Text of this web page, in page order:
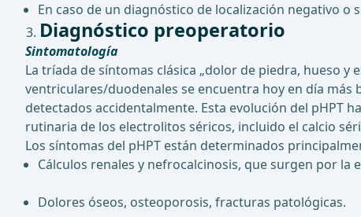
En caso de un diagnóstico de localización negativo
Diagnóstico preoperatorio
Sintomatología
La tríada de síntomas clásica „dolor de piedra, hueso
ventriculares/duodenales se encuentra hoy en día más
detectados accidentalmente. Esta evolución del pHPT
rutinaria de los electrolitos séricos, incluido el calcio
Los síntomas del pHPT están determinados
Cálculos renales y nefrocalcinosis, que surgen por la
Dolores óseos, osteoporosis, fracturas patológicas.